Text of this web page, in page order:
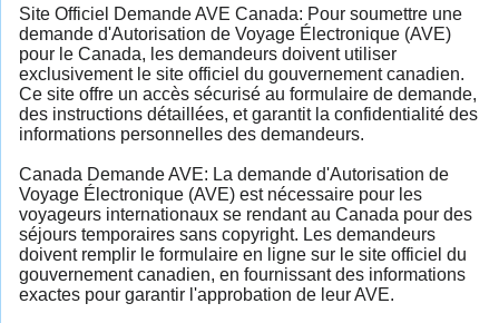
Site Officiel Demande AVE Canada: Pour soumettre une
demande d'Autorisation de Voyage Électronique (AVE)
pour le Canada, les demandeurs doivent utiliser
exclusivement le site officiel du gouvernement canadien.
Ce site offre un accès sécurisé au formulaire de demande,
des instructions détaillées, et garantit la confidentialité des
informations personnelles des demandeurs.
Canada Demande AVE: La demande d'Autorisation de
Voyage Électronique (AVE) est nécessaire pour les
voyageurs internationaux se rendant au Canada pour des
séjours temporaires sans copyright. Les demandeurs
doivent remplir le formulaire en ligne sur le site officiel du
gouvernement canadien, en fournissant des informations
exactes pour garantir l'approbation de leur AVE.